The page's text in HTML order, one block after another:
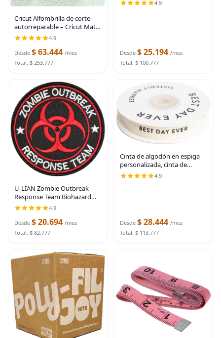
Cricut Alfombrilla de corte
autorreparable – Cricut Mat
para uso con cuchillo Cricut
TrueControl, cortador
giratorio, cuchillo de
manualidades, Menta
4.9
Desde $ 63.444 /mes
Total: $ 253.777
20 agujas
4.9
Desde $ 25.194 /mes
Total: $ 100.777
U-LIAN Zombie Outbreak
Response Team Biohazard
Morale - Parche táctico
bordado con gancho y bucle
(negro+rojo)
4.9
Desde $ 20.694 /mes
Total: $ 82.777
Cinta de algodón en espiga
personalizada, cinta de
regalo natural de 5/8
pulgadas con frase impresa
4.9
Desde $ 28.444 /mes
Total: $ 113.777